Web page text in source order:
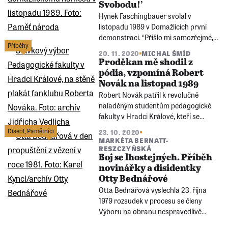
Svobodu!’
Hynek Faschingbauer svolal v
listopadu 1989 v Domažlicích první
demonstraci. “Přišlo mi samozřejmé,
že my zdravotníci nemůžeme být
lhostejní k násilí na nevinných lidech,”
vzpomínal domažlický lékárník a bývalý
lékař.
Příběhy
20. 11. 2020 MICHAL ŠMÍD
Proděkan mě shodil z
pódia, vzpomíná Robert
Novák na listopad 1989
Robert Novák patřil k revolučně
naladěným studentům pedagogické
fakulty v Hradci Králové, kteří se
pražských vysokých škol. Získal ji, když
ho napadl proděkan.
Disent,Pamětníci
23. 10. 2020
MARKÉTA BERNATT-
RESZCZYŃSKÁ
Boj se lhostejných. Příběh
novinářky a disidentky
Otty Bednářové
Otta Bednářová vyslechla 23. října
1979 rozsudek v procesu se členy
Výboru na obranu nespravedlivě